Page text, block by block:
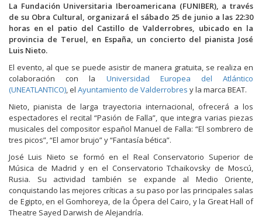
La Fundación Universitaria Iberoamericana (FUNIBER), a través
de su Obra Cultural, organizará el sábado 25 de junio a las 22:30
horas en el patio del Castillo de Valderrobres, ubicado en la
provincia de Teruel, en España, un concierto del pianista José
Luis Nieto.
El evento, al que se puede asistir de manera gratuita, se realiza en
colaboración con la Universidad Europea del Atlántico
(UNEATLANTICO), el Ayuntamiento de Valderrobres y la marca BEAT.
Nieto, pianista de larga trayectoria internacional, ofrecerá a los
espectadores el recital “Pasión de Falla”, que integra varias piezas
musicales del compositor español Manuel de Falla: “El sombrero de
tres picos”, “El amor brujo” y “Fantasía bética”.
José Luis Nieto se formó en el Real Conservatorio Superior de
Música de Madrid y en el Conservatorio Tchaikovsky de Moscú,
Rusia. Su actividad también se expande al Medio Oriente,
conquistando las mejores críticas a su paso por las principales salas
de Egipto, en el Gomhoreya, de la Ópera del Cairo, y la Great Hall of
Theatre Sayed Darwish de Alejandría.